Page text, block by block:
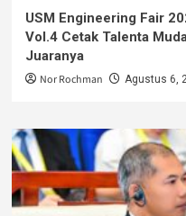
USM Engineering Fair
Vol.4 Cetak Talenta
Juaranya
Nor Rochman Agustus 6,